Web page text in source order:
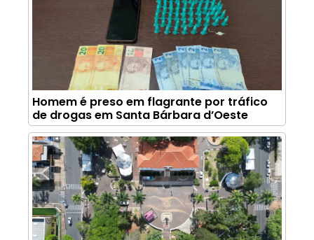
Homem é preso em flagrante por tráfico
de drogas em Santa Bárbara d’Oeste